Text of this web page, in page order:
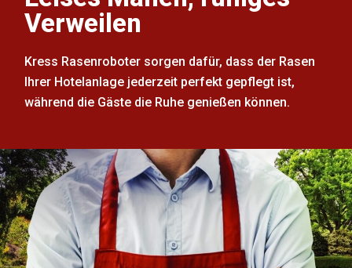
Verweilen
Kress Rasenroboter sorgen dafür, dass der Rasen
Ihrer Hotelanlage jederzeit perfekt gepflegt ist,
während die Gäste die Ruhe genießen können.